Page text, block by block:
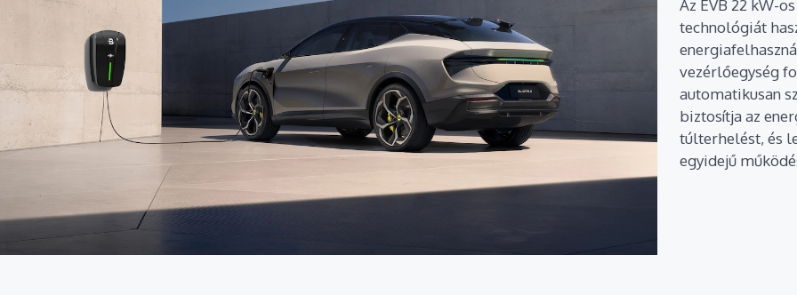
Az EVB 22 kW-
technológiát
vezérlőegység
automatikusan
biztosítja az
túlterhelést, és
egyidejű